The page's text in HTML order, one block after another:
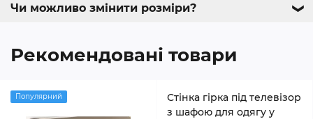
Чи можливо змінити розміри? ❯
Рекомендовані товари
Популярний
Стінка гірка під телевізор
з шафою для одягу у